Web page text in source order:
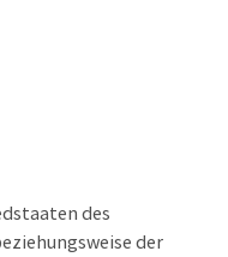
des
der